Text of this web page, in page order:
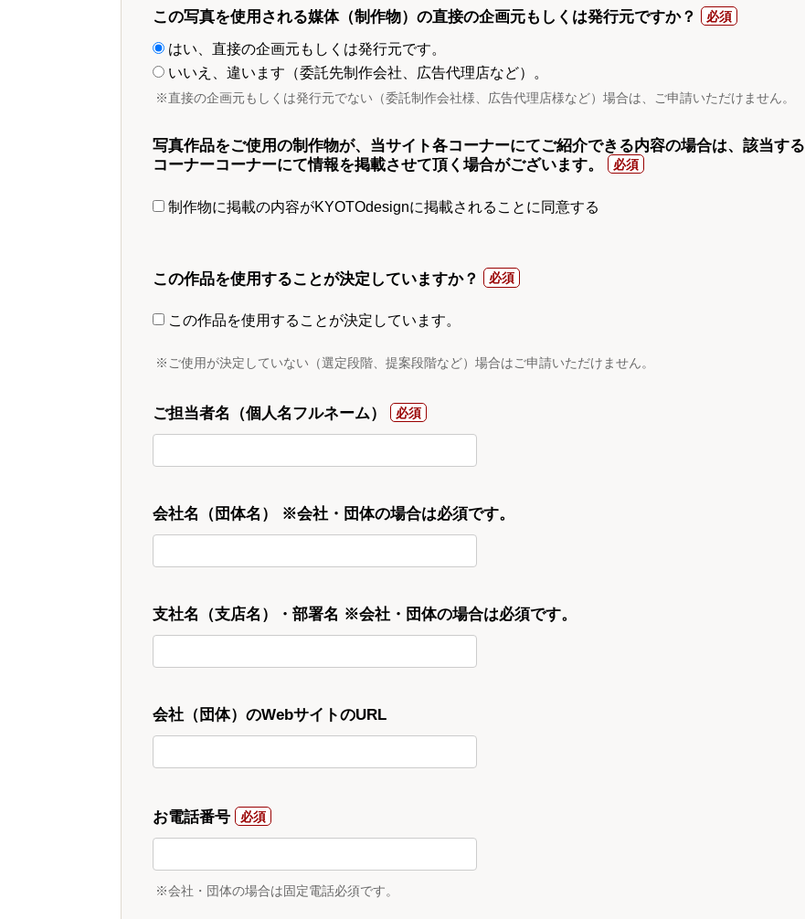
この写真を使用される媒体（制作物）の直接の企画元もしくは発行元ですか？
はい、直接の企画元もしくは発行元です。
いいえ、違います（委託先制作会社、広告代理店など）。
※直接の企画元もしくは発行元でない（委託制作会社様、広告代理店様など）場合は、ご申請いただけません。
写真作品をご使用の制作物が、当サイト各コーナーにてご紹介できる内容の場合は、該当する
コーナーコーナーにて情報を掲載させて頂く場合がございます。
制作物に掲載の内容がKYOTOdesignに掲載されることに同意する
この作品を使用することが決定していますか？
この作品を使用することが決定しています。
※ご使用が決定していない（選定段階、提案段階など）場合はご申請いただけません。
ご担当者名（個人名フルネーム）
会社名（団体名） ※会社・団体の場合は必須です。
支社名（支店名）・部署名 ※会社・団体の場合は必須です。
会社（団体）のWebサイトのURL
お電話番号
※会社・団体の場合は固定電話必須です。